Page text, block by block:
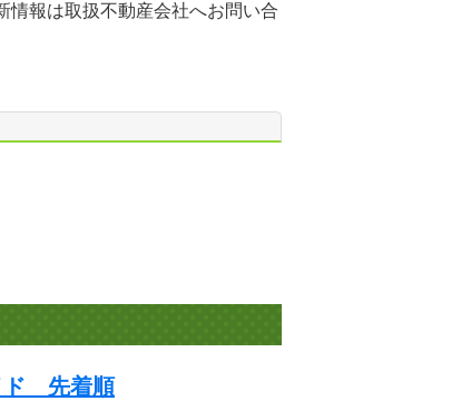
情報は取扱不動産会社へお問い合
ド 先着順